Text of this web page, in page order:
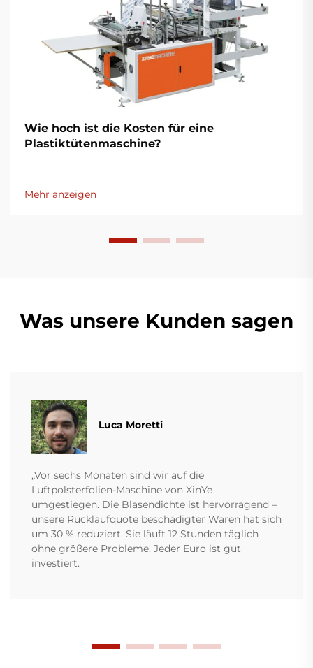
Wie hoch ist die Kosten für eine
Plastiktütenmaschine?
Mehr anzeigen
Was unsere Kunden sagen
Luca Moretti
„Vor sechs Monaten sind wir auf die
Luftpolsterfolien-Maschine von XinYe
umgestiegen. Die Blasendichte ist hervorragend –
unsere Rücklaufquote beschädigter Waren hat sich
um 30 % reduziert. Sie läuft 12 Stunden täglich
ohne größere Probleme. Jeder Euro ist gut
investiert.